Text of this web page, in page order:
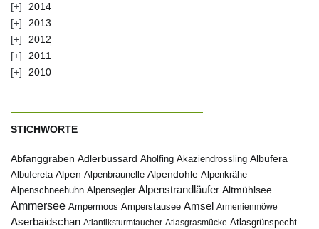
2014
2013
2012
2011
2010
STICHWORTE
Abfanggraben Adlerbussard Aholfing Akaziendrossling Albufera
Albufereta Alpen Alpenbraunelle Alpendohle Alpenkrähe
Alpenschneehuhn Alpensegler Alpenstrandläufer Altmühlsee
Ammersee Ampermoos Amperstausee Amsel Armenienmöwe
Aserbaidschan Atlantiksturmtaucher Atlasgrasmücke Atlasgrünspecht